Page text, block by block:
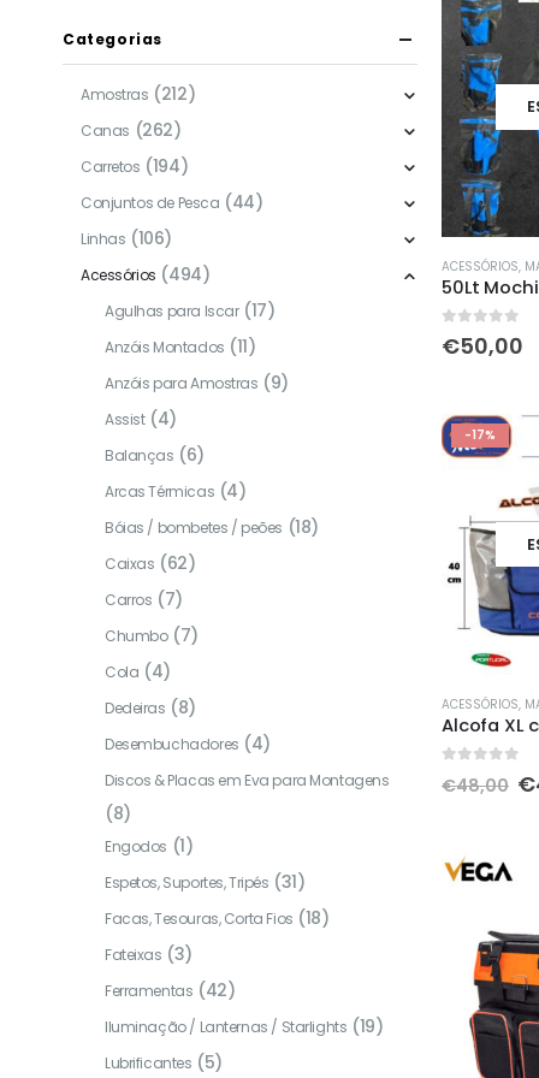
ACESSÓRIOS,
out of 5
€50,00
-17%
ACESSÓRIOS,
€48,00 O
€
Categorias
Amostras (212)
Canas (262)
Carretos (194)
Conjuntos de Pesca (44)
Linhas (106)
Acessórios (494)
Agulhas para Iscar (17)
Anzóis Montados (11)
Anzóis para Amostras (9)
Assist (4)
Balanças (6)
Arcas Térmicas (4)
Bóias / bombetes / peões (18)
Caixas (62)
Carros (7)
Chumbo (7)
Cola (4)
Dedeiras (8)
Desembuchadores (4)
Discos & Placas em Eva para Montagens
(8)
Engodos (1)
Espetos, Suportes, Tripés (31)
Facas, Tesouras, Corta Fios (18)
Fateixas (3)
Ferramentas (42)
Iluminação / Lanternas / Starlights (19)
Lubrificantes (5)